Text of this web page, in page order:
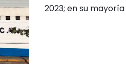
2023; en su